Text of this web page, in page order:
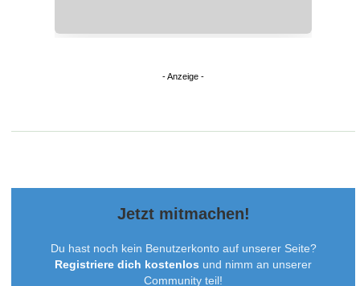
Jetzt mitmachen!
Du hast noch kein Benutzerkonto auf unserer Seite?
Registriere dich kostenlos und nimm an unserer
Community teil!